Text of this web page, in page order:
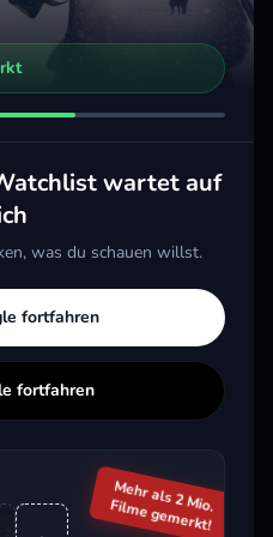
könnten
Obsession – Du sollst mich lieben
2026 · Horror, Thriller
Merken
2026
wartet auf
was du schauen willst.
fortfahren
fortfahren
Mehr als 2 Mio.
Filme gemerkt!